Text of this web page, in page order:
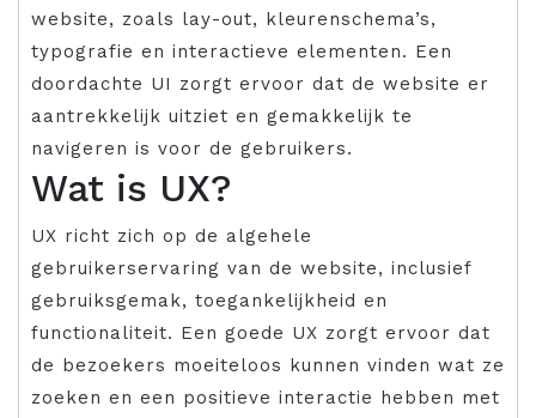
website, zoals lay-out, kleurenschema’s,
typografie en interactieve elementen. Een
doordachte UI zorgt ervoor dat de website er
aantrekkelijk uitziet en gemakkelijk te
navigeren is voor de gebruikers.
Wat is UX?
UX richt zich op de algehele
gebruikerservaring van de website, inclusief
gebruiksgemak, toegankelijkheid en
functionaliteit. Een goede UX zorgt ervoor dat
de bezoekers moeiteloos kunnen vinden wat ze
zoeken en een positieve interactie hebben met